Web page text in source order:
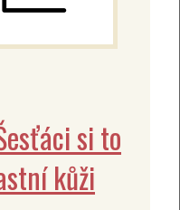
si to
kůži